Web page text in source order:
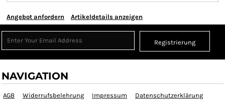
Angebot anfordern Artikeldetails anzeigen
Registrierung
NAVIGATION
AGB Widerrufsbelehrung Impressum Datenschutzerklärung